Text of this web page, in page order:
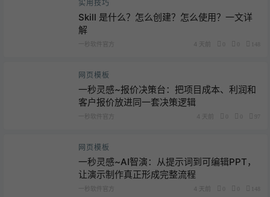
实用技巧
Skill 是什么？怎么创建？怎么使用？一文详
解
一秒软件官方 148
网页模板
一秒灵感~报价决策台：把项目成本、利润和
客户报价放进同一套决策逻辑
一秒软件官方
网页模板
一秒灵感~AI智演：从提示词到可编辑PPT，
让演示制作真正形成完整流程
一秒软件官方 148